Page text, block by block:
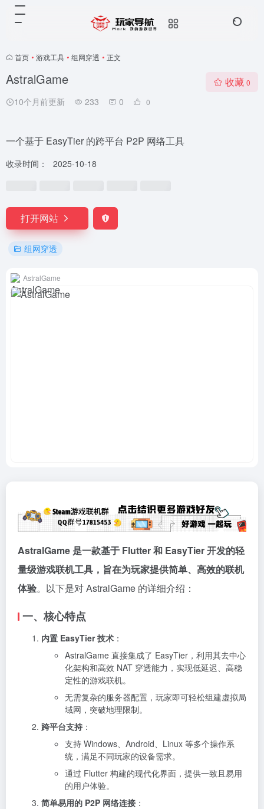
首页 • 游戏工具 • 组网穿透 • 正文
AstralGame
10个月前更新 233 0 0
收藏 0
一个基于 EasyTier 的跨平台 P2P 网络工具
收录时间： 2025-10-18
打开网站
组网穿透
AstralGame
AstralGame 是一款基于 Flutter 和 EasyTier 开发的轻
量级游戏联机工具，旨在为玩家提供简单、高效的联机
体验。以下是对 AstralGame 的详细介绍：
一、核心特点
内置 EasyTier 技术 ：
AstralGame 直接集成了 EasyTier，利用其去中心
化架构和高效 NAT 穿透能力，实现低延迟、高稳
定性的游戏联机。
无需复杂的服务器配置，玩家即可轻松组建虚拟局
域网，突破地理限制。
跨平台支持 ：
支持 Windows、Android、Linux 等多个操作系
统，满足不同玩家的设备需求。
通过 Flutter 构建的现代化界面，提供一致且易用
的用户体验。
简单易用的 P2P 网络连接 ：